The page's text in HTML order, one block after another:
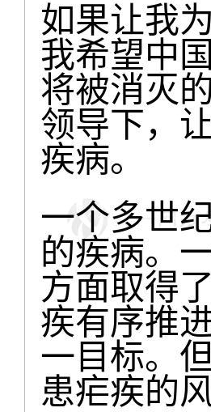
如果让我
我希望中
将被消灭
领导下，
疾病。
一个多世
的疾病。
方面取得
疾有序推
一目标。
患疟疾的风